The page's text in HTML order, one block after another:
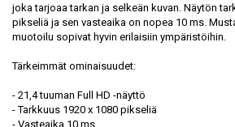
joka tarjoaa tarkan ja selkeän kuvan. Näytön
pikseliä ja sen vasteaika on nopea 10 ms.
muotoilu sopivat hyvin erilaisiin ympäristöihin.
Tärkeimmät ominaisuudet:
- 21,4 tuuman Full HD -näyttö
- Tarkkuus 1920 x 1080 pikseliä
- Vasteaika 10 ms